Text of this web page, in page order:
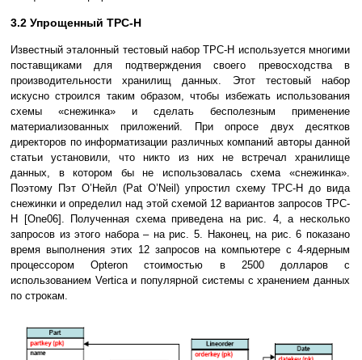
3.2 Упрощенный TPC-H
Известный эталонный тестовый набор TPC-H используется многими
поставщиками для подтверждения своего превосходства в
производительности хранилищ данных. Этот тестовый набор
искусно строился таким образом, чтобы избежать использования
схемы «снежинка» и сделать бесполезным применение
материализованных приложений. При опросе двух десятков
директоров по информатизации различных компаний авторы данной
статьи установили, что никто из них не встречал хранилище
данных, в котором бы не использовалась схема «снежинка».
Поэтому Пэт О’Нейл (Pat O’Neil) упростил схему TPC-H до вида
снежинки и определил над этой схемой 12 вариантов запросов TPC-
H [One06]. Полученная схема приведена на рис. 4, а несколько
запросов из этого набора – на рис. 5. Наконец, на рис. 6 показано
время выполнения этих 12 запросов на компьютере с 4-ядерным
процессором Opteron стоимостью в 2500 долларов с
использованием Vertica и популярной системы с хранением данных
по строкам.